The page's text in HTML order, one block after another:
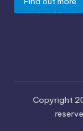
Copyright